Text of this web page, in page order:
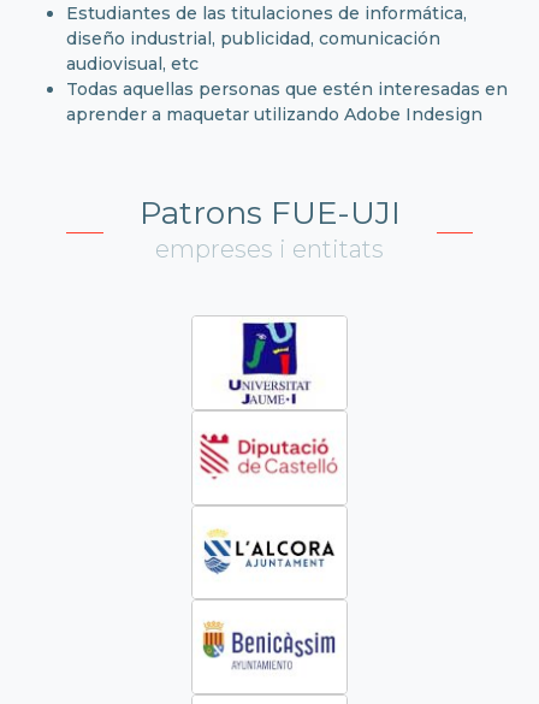
Estudiantes de las titulaciones de informática,
diseño industrial, publicidad, comunicación
audiovisual, etc
Todas aquellas personas que estén interesadas en
aprender a maquetar utilizando Adobe Indesign
Patrons FUE-UJI
empreses i entitats